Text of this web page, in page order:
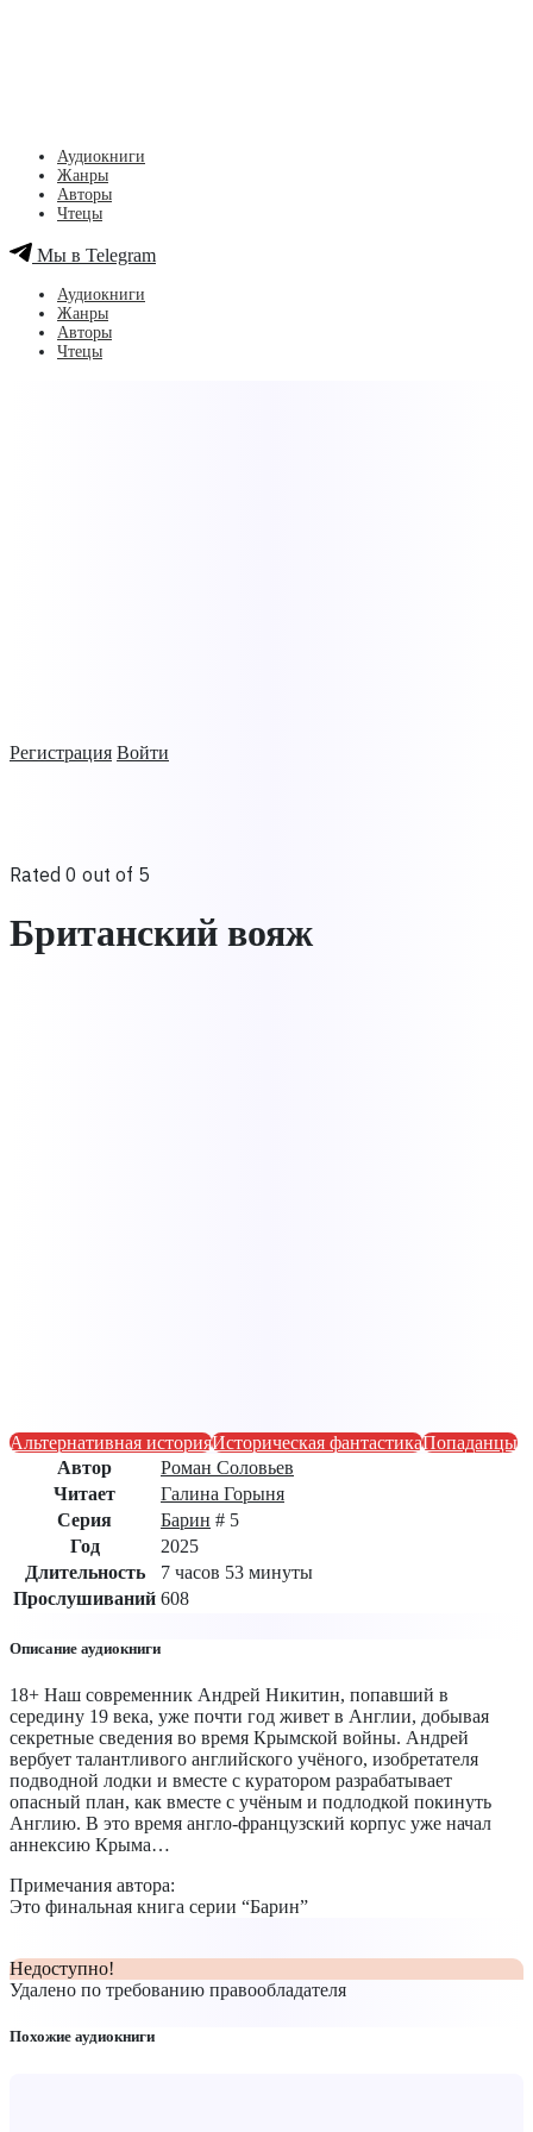
Регистрация Войти
Аудиокниги
Жанры
Авторы
Чтецы
Мы в Telegram
Аудиокниги
Жанры
Авторы
Чтецы
Rated 0 out of 5
Британский вояж
Альтернативная историяИсторическая фантастикаПопаданцы
Автор
Роман Соловьев
Читает
Галина Горыня
Серия
Барин # 5
Год
2025
Длительность
7 часов 53 минуты
Прослушиваний 608
Описание аудиокниги
18+ Наш современник Андрей Никитин, попавший в
середину 19 века, уже почти год живет в Англии, добывая
секретные сведения во время Крымской войны. Андрей
вербует талантливого английского учёного, изобретателя
подводной лодки и вместе с куратором разрабатывает
опасный план, как вместе с учёным и подлодкой покинуть
Англию. В это время англо-французский корпус уже начал
аннексию Крыма…
Примечания автора:
Это финальная книга серии “Барин”
Недоступно!
Удалено по требованию правообладателя
Похожие аудиокниги